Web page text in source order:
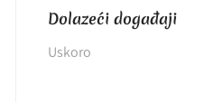
Dolazeći događaji
Uskoro